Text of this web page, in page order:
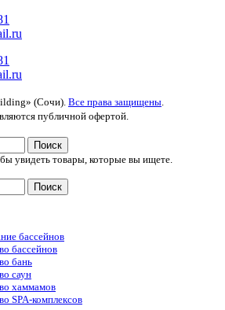
(Сочи). Все права защищены.
публичной офертой.
Поиск
увидеть товары, которые вы ищете.
Поиск
бассейнов
бассейнов
бань
саун
хаммамов
SPA-комплексов